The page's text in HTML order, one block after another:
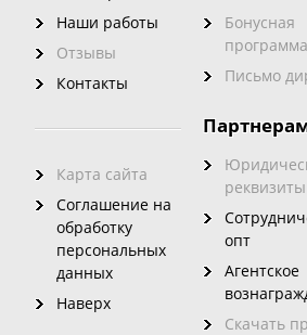
Наши работы
Отзывы
Контакты
Карта сайта
Соглашение на
обработку
персональных
данных
Наверх
Бонусная
программа
Письмо
реквизиты
опт
Агентское
Скачать